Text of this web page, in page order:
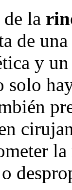
la
de
y
solo